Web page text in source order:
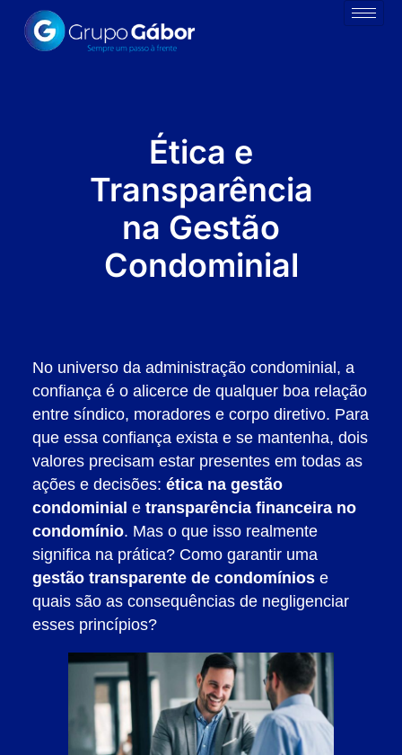
Ética e
Transparência
na Gestão
Condominial
No universo da administração condominial, a
confiança é o alicerce de qualquer boa relação
entre síndico, moradores e corpo diretivo. Para
que essa confiança exista e se mantenha, dois
valores precisam estar presentes em todas as
ações e decisões: ética na gestão
condominial e transparência financeira no
condomínio. Mas o que isso realmente
significa na prática? Como garantir uma
gestão transparente de condomíniose
quais são as consequências de negligenciar
esses princípios?